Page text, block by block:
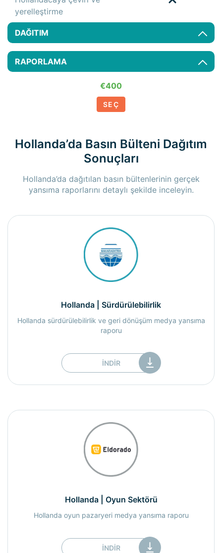
yerelleştirme
DAĞITIM
RAPORLAMA
€400
SEÇ
Hollanda’da Basın Bülteni Dağıtım
Sonuçları
Hollanda’da dağıtılan basın bültenlerinin gerçek
yansıma raporlarını detaylı şekilde inceleyin.
Hollanda | Sürdürülebilirlik
Hollanda sürdürülebilirlik ve geri dönüşüm medya yansıma
raporu
İNDIR
Hollanda | Oyun Sektörü
Hollanda oyun pazaryeri medya yansıma raporu
İNDIR